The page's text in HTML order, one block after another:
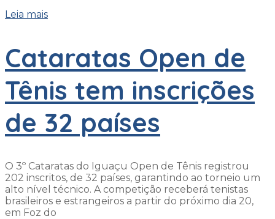
Leia mais
Cataratas Open de
Tênis tem inscrições
de 32 países
O 3º Cataratas do Iguaçu Open de Tênis registrou
202 inscritos, de 32 países, garantindo ao torneio um
alto nível técnico. A competição receberá tenistas
brasileiros e estrangeiros a partir do próximo dia 20,
em Foz do